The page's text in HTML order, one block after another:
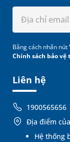
Liên hệ
1900565656
Địa điểm của
Hệ thống
Bằng cách nhấn nút
Chính sách bảo vệ